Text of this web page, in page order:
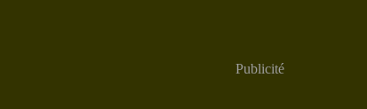
Publicité